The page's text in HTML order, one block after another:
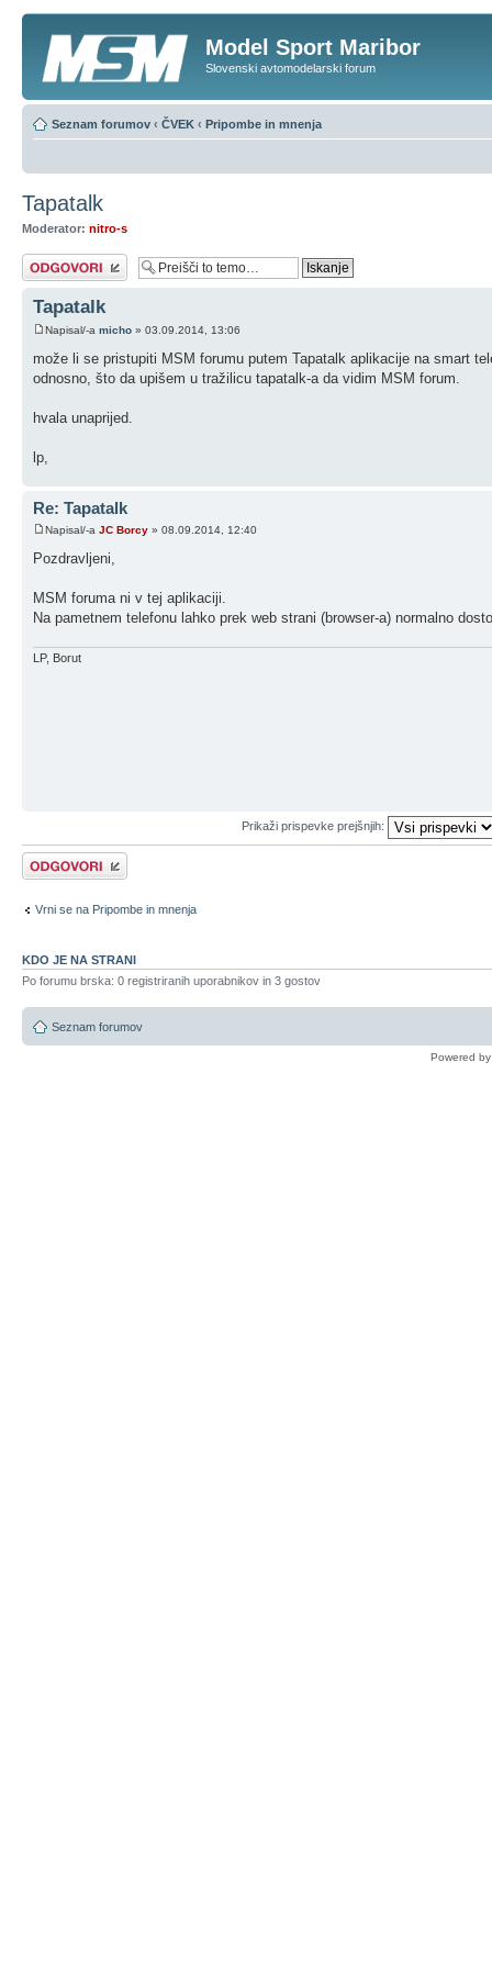
Model Sport Maribor
Slovenski avtomodelarski forum
Seznam forumov ‹ ČVEK ‹ Pripombe in mnenja
Tapatalk
Moderator: nitro-s
Napiši odgovor
Tapatalk
Napisal/-a micho » 03.09.2014, 13:06
može li se pristupiti MSM forumu putem Tapatalk aplikacije na smart
odnosno, što da upišem u tražilicu tapatalk-a da vidim MSM forum.
hvala unaprijed.
lp,
Re: Tapatalk
Napisal/-a JC Borcy » 08.09.2014, 12:40
Pozdravljeni,
MSM foruma ni v tej aplikaciji.
Na pametnem telefonu lahko prek web strani (browser-a) normalno
LP, Borut
Prikaži prispevke prejšnjih:
Napiši odgovor
Vrni se na Pripombe in mnenja
KDO JE NA STRANI
Po forumu brska: 0 registriranih uporabnikov in 3 gostov
Seznam forumov
Powered